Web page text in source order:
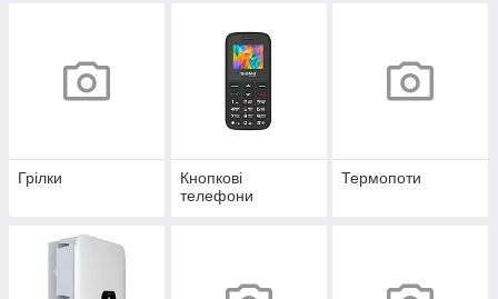
Грілки
Кнопкові
телефони
Термопоти